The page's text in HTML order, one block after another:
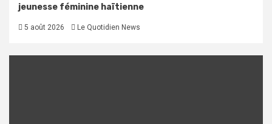
jeunesse féminine haïtienne
5 août 2026 Le Quotidien News